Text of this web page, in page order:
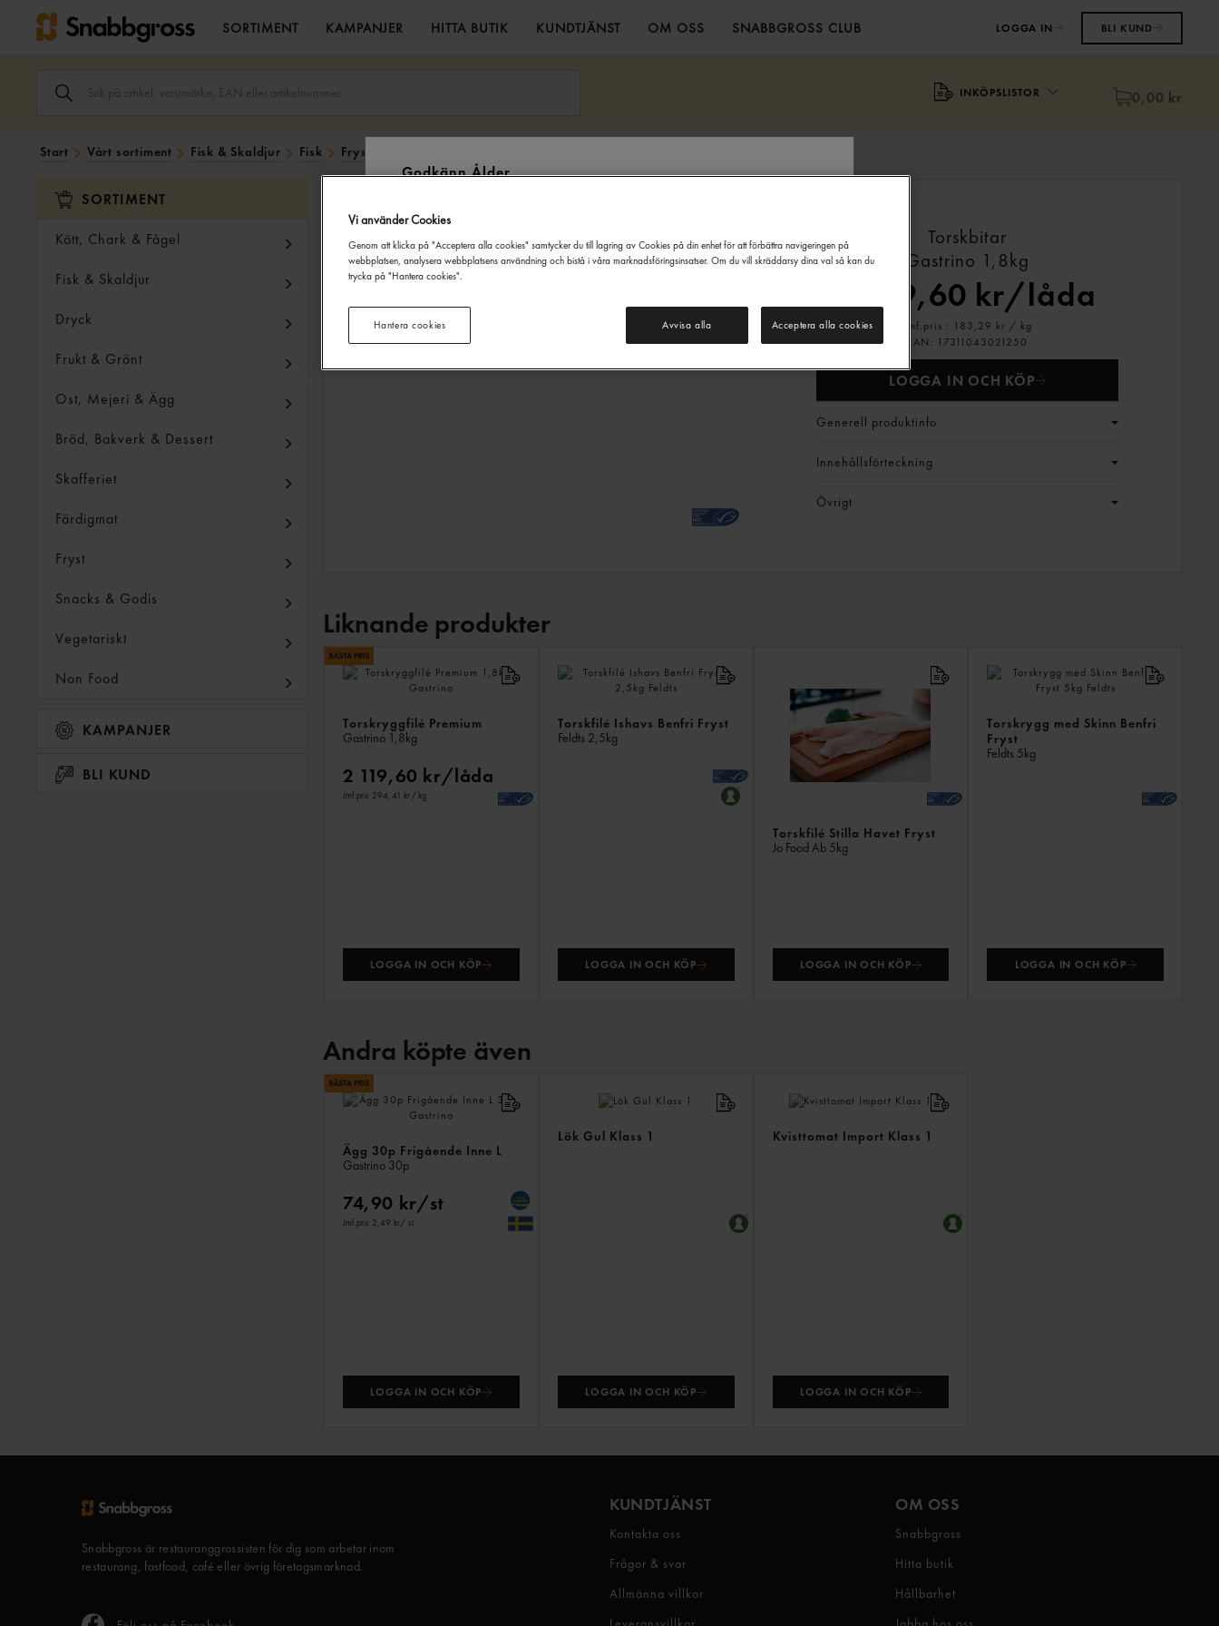
SORTIMENT KAMPANJER HITTA BUTIK KUNDTJÄNST OM OSS SNABBGROSS CLUB LOGGA IN BLI KUND
ARTIKEL,
ARTIKELNUMMER
SÖK
FÄLTET.
INKÖPSLISTOR 0,00 kr
Start Vårt sortiment Fisk & Skaldjur Fisk Fryst
SORTIMENT
Kött, Chark & Fågel
Fisk & Skaldjur
Dryck
Frukt & Grönt
Ost, Mejeri & Ägg
Bröd, Bakverk & Dessert
Skafferiet
Färdigmat
Fryst
Snacks & Godis
Vegetariskt
Non Food
KAMPANJER
BLI KUND
Torskbitar
Gastrino 1,8kg
1 319,60 kr/låda
Jmf.pris : 183,29 kr / kg
EAN: 17311043021250
LOGGA IN OCH KÖP
Generell produktinfo
Innehållsförteckning
Övrigt
Liknande produkter
Torskryggfilé Premium
Gastrino 1,8kg
2 119,60 kr/låda
Jmf.pris 294,41 kr/ kg
LOGGA IN OCH KÖP
Torskfilé Ishavs Benfri Fryst
Feldts 2,5kg
LOGGA IN OCH KÖP
Torskfilé Stilla Havet Fryst
Jo Food Ab 5kg
LOGGA IN OCH KÖP
Torskrygg med Skinn Benfri
Fryst
Feldts 5kg
LOGGA IN OCH KÖP
Andra köpte även
Ägg 30p Frigående Inne L
Gastrino 30p
74,90 kr/st
Jmf.pris 2,49 kr/ st
LOGGA IN OCH KÖP
Lök Gul Klass 1
LOGGA IN OCH KÖP
Kvisttomat Import Klass 1
LOGGA IN OCH KÖP
Snabbgross är restauranggrossisten för dig som arbetar inom
restaurang, fastfood, café eller övrig företagsmarknad.
KUNDTJÄNST
Kontakta oss
Frågor & svar
Allmänna villkor
OM OSS
Snabbgross
Hitta butik
Hållbarhet
Godkänn Ålder
och besök på denna webbplats måste du vara 20 år eller äldre.
JAG ÄR UNDER 20 ÅR JAG ÄR 20 ÅR ELLER ÄLDRE
Vi använder Cookies
Genom att klicka på "Acceptera alla cookies" samtycker du till lagring av Cookies på din enhet för att förbättra navigeringen på
webbplatsen, analysera webbplatsens användning och bistå i våra marknadsföringsinsatser. Om du vill skräddarsy dina val så kan du
trycka på "Hantera cookies".
Avvisa alla Acceptera alla cookies
Hantera cookies